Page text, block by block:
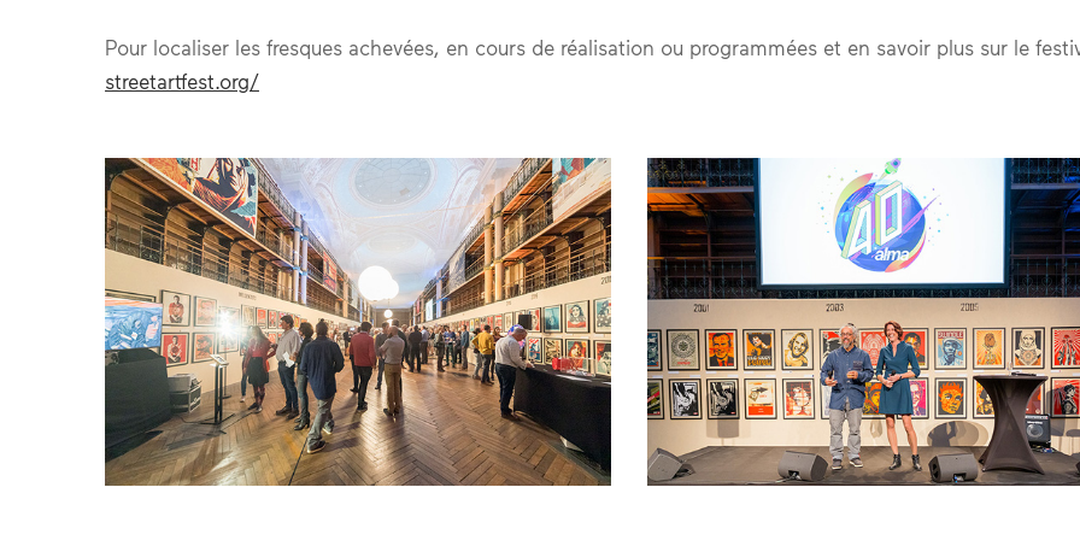
Pour localiser les fresques achevées, en cours de réalisation ou programmées et en savoir plus sur le
streetartfest.org/